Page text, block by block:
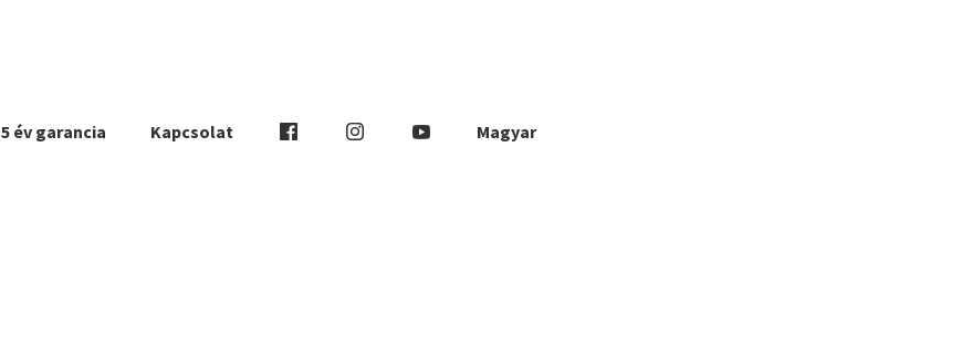
5 év garancia Kapcsolat Magyar